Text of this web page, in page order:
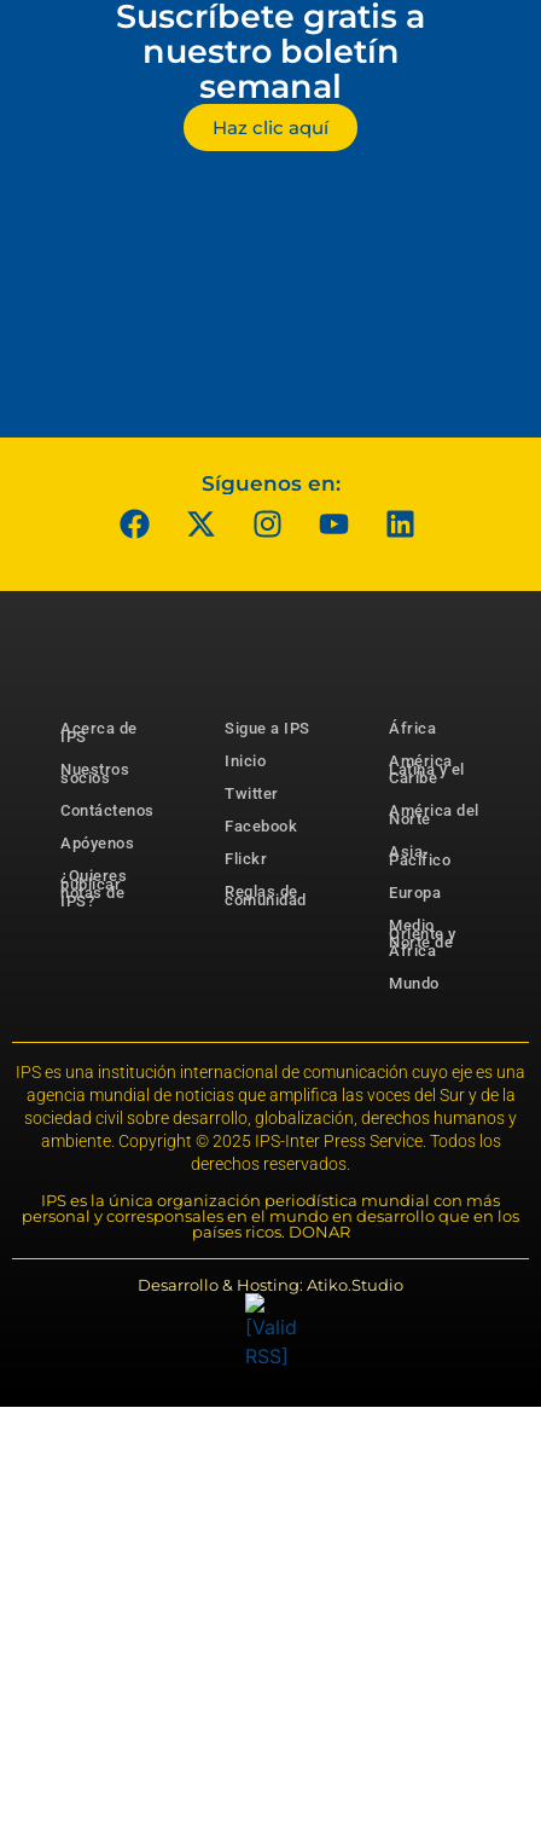
Suscríbete gratis a
nuestro boletín
semanal
Haz clic aquí
Síguenos en:
Acerca de
IPS
Nuestros
socios
Contáctenos
Apóyenos
¿Quieres
publicar
notas de
IPS?
Sigue a IPS
Inicio
Twitter
Facebook
Flickr
Reglas de
comunidad
África
América
Latina y el
Caribe
América del
Norte
Asia-
Pacífico
Europa
Medio
Oriente y
Norte de
África
Mundo
IPS es una institución internacional de comunicación cuyo eje es una
agencia mundial de noticias que amplifica las voces del Sur y de la
sociedad civil sobre desarrollo, globalización, derechos humanos y
ambiente. Copyright © 2025 IPS-Inter Press Service. Todos los
derechos reservados.
IPS es la única organización periodística mundial con más
personal y corresponsales en el mundo en desarrollo que en los
países ricos. DONAR
Desarrollo & Hosting: Atiko.Studio